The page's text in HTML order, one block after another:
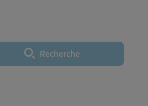
positionRecherche